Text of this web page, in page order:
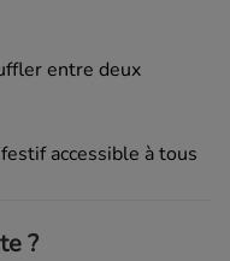
entre deux
accessible à tous
?